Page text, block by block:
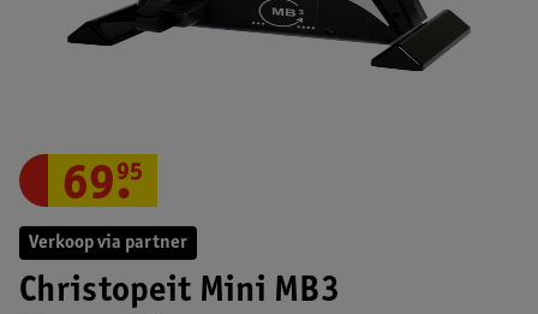
Verkoop via partner
Christopeit Mini MB3
69.
95